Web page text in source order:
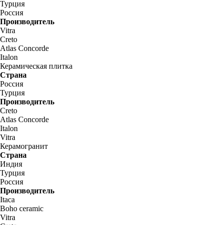
Турция
Россия
Производитель
Vitra
Creto
Atlas Concorde
Italon
Керамическая плитка
Страна
Россия
Турция
Производитель
Creto
Atlas Concorde
Italon
Vitra
Керамогранит
Страна
Индия
Турция
Россия
Производитель
Itaca
Boho ceramic
Vitra